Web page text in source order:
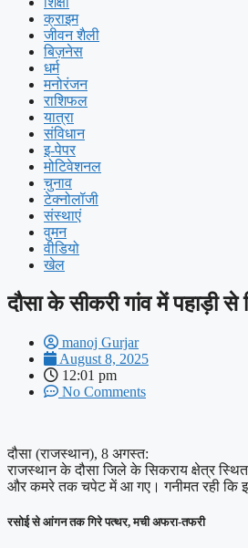
क्राइम
जीवन शैली
बिज़नेस
धर्म
मनोरंजन
राशिफल
यात्रा
संविधान
इ-पेपर
मोटिवेशनल
चुनाव
टेक्नोलॉजी
संस्थाएं
वुमन
वीडियो
खेल
दौसा के सीकरी गांव में पहाड़ी
manoj Gurjar
August 8, 2025
12:01 pm
No Comments
दौसा (राजस्थान), 8 अगस्त:
राजस्थान के दौसा जिले के सिकराय क्षेत्र
और कमरे तक चपेट में आ गए। गनीमत रही कि
रसोई से आंगन तक गिरे पत्थर, मची अफरा-तफरी